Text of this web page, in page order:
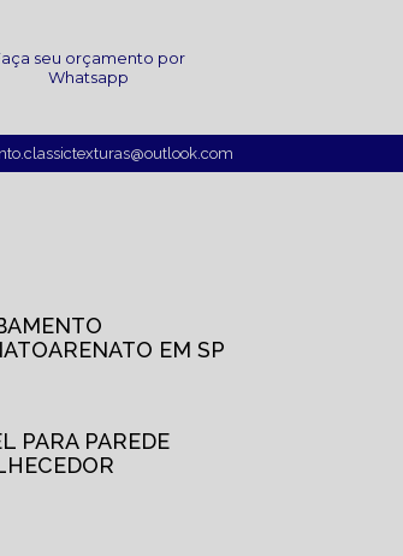
seu orçamento por
Whatsapp
ARENATO EM SP
PARA PAREDE